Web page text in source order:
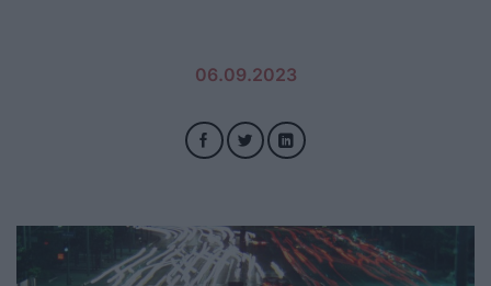
06.09.2023